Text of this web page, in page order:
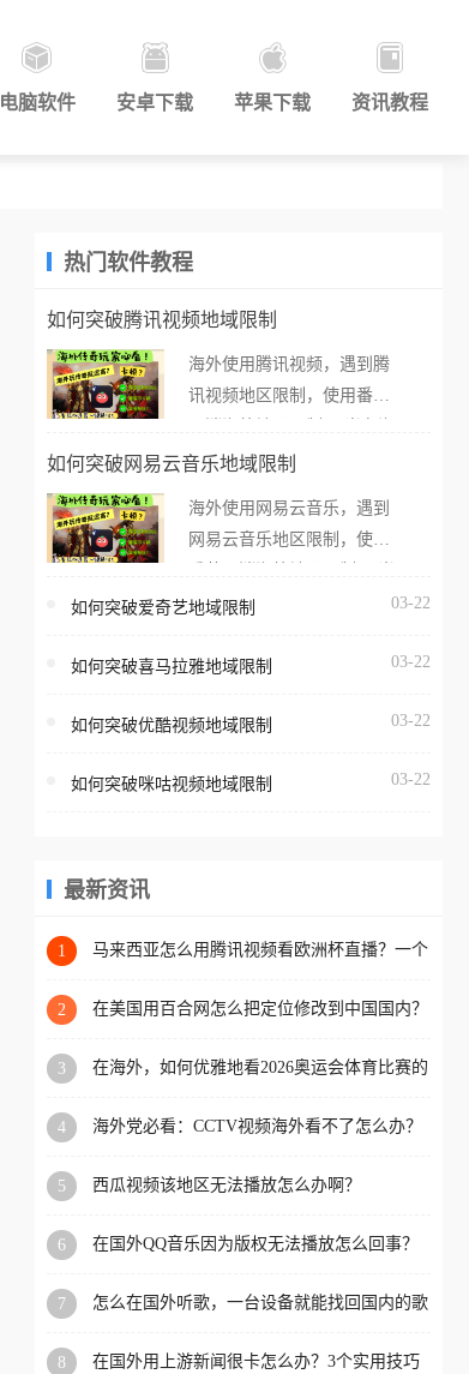
电脑软件 安卓下载 苹果下载 资讯教程
热门软件教程
如何突破腾讯视频地域限制
海外使用腾讯视频，遇到腾
讯视频地区限制，使用番茄
外打开腾讯视频，却突然弹
地区无法播放”的提示语。
海外用户如香港、澳门、台
亚、欧洲等国家和地区时，
台一样，出现地区及版权限
地区播放。 遇到这个问题的
区工作、留学、定居等，都
权限制所困扰。
如何突破网易云音乐地域限制
海外使用网易云音乐，遇到
网易云音乐地区限制，使用
在海外打开网易云音乐，却
所在的地区无法播放”的提示
门、台湾、美国、加拿大、
区时，网易云音乐也会像其
回国加速器，即可解决「海
版权限制」的问题，无论人
国、加拿大、澳大利亚、欧
学、定居等，都可以使用，
扰。
如何突破爱奇艺地域限制 03-22
如何突破喜马拉雅地域限制 03-22
如何突破优酷视频地域限制 03-22
如何突破咪咕视频地域限制 03-22
最新资讯
1
马来西亚怎么用腾讯视频看欧洲杯直播？一个
2
在美国用百合网怎么把定位修改到中国国内？
3
在海外，如何优雅地看2026奥运会体育比赛的
4
海外党必看：CCTV视频海外看不了怎么办？
5 西瓜视频该地区无法播放怎么办啊？
6
在国外QQ音乐因为版权无法播放怎么回事？
7
怎么在国外听歌，一台设备就能找回国内的歌
8
在国外用上游新闻很卡怎么办？3个实用技巧